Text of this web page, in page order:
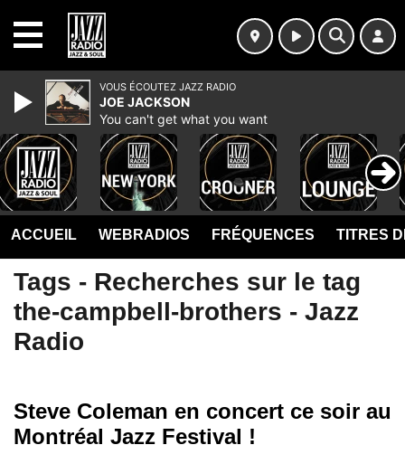
ACCUEIL WEBRADIOS FRÉQUENCES TITRES
Tags - Recherches sur le tag
the-campbell-brothers - Jazz
Radio
Steve Coleman en concert ce soir au
Montréal Jazz Festival !
VOUS ÉCOUTEZ JAZZ RADIO
JOE JACKSON
You can't get what you want